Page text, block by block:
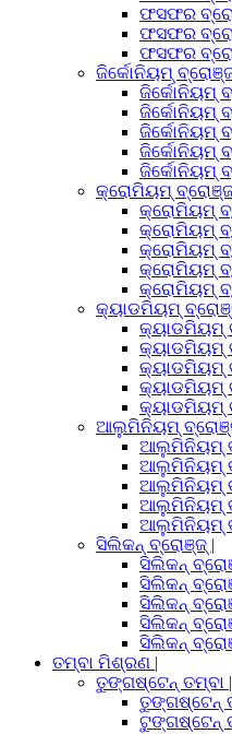
ଫସଫର
ଫସଫର
ଫସଫର
ଜିର୍କୋନିୟମ୍
ଜିର୍କୋନିୟମ୍
ଜିର୍କୋନିୟମ୍
ଜିର୍କୋନିୟମ୍
ଜିର୍କୋନିୟମ୍
ଜିର୍କୋନିୟମ୍
କ୍ରୋମିୟମ୍
କ୍ରୋମିୟମ୍
କ୍ରୋମିୟମ୍
କ୍ରୋମିୟମ୍
କ୍ରୋମିୟମ୍
କ୍ରୋମିୟମ୍
କ୍ୟାଡମିୟମ୍
କ୍ୟାଡମିୟମ୍
କ୍ୟାଡମିୟମ୍
କ୍ୟାଡମିୟମ୍
କ୍ୟାଡମିୟମ୍
କ୍ୟାଡମିୟମ୍
ଆଲୁମିନିୟମ୍
ଆଲୁମିନିୟମ୍
ଆଲୁମିନିୟମ୍
ଆଲୁମିନିୟମ୍
ଆଲୁମିନିୟମ୍
ଆଲୁମିନିୟମ୍
ସିଲିକନ୍ ବ୍ରୋଞ୍ଜ୍ |
ସିଲିକନ୍
ସିଲିକନ୍
ସିଲିକନ୍
ସିଲିକନ୍
ସିଲିକନ୍
ତମ୍ବା ମିଶ୍ରଣ |
ତୁଙ୍ଗଷ୍ଟେନ୍ ତମ୍ବା |
ତୁଙ୍ଗଷ୍ଟେନ୍
ଟୁଙ୍ଗଷ୍ଟେନ୍